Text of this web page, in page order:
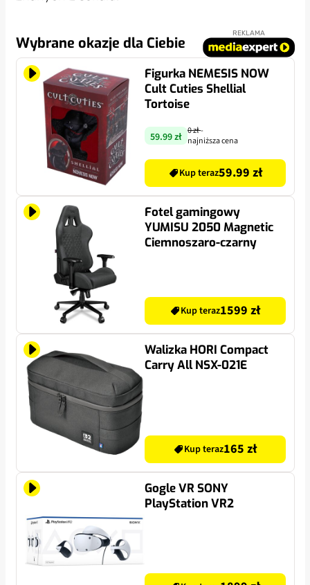
Wybrane okazje dla Ciebie
REKLAMA
Figurka NEMESIS NOW
Cult Cuties Shellial
Tortoise
59.99 zł 0 zł-
najniższa cena
Kup teraz59.99 zł
Fotel gamingowy
YUMISU 2050 Magnetic
Ciemnoszaro-czarny
Kup teraz1599 zł
Walizka HORI Compact
Carry All NSX-021E
Kup teraz165 zł
Gogle VR SONY
PlayStation VR2